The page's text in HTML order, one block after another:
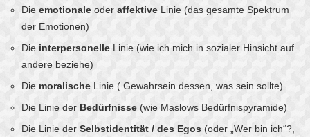
Die emotionale oder affektive Linie (das gesamte Spektrum
der Emotionen)
Die interpersonelle Linie (wie ich mich in sozialer Hinsicht auf
andere beziehe)
Die moralische Linie ( Gewahrsein dessen, was sein sollte)
Die Linie der Bedürfnisse (wie Maslows Bedürfnispyramide)
Die Linie der Selbstidentität / des Egos (oder „Wer bin ich“?,